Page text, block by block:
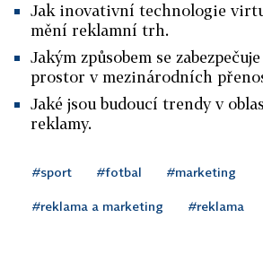
Jak inovativní technologie
mění reklamní trh.
Jakým způsobem se
prostor v mezinárodních
Jaké jsou budoucí trendy v
reklamy.
#sport #fotbal #marketing
#reklama a marketing #reklama